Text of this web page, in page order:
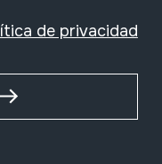
de privacidad